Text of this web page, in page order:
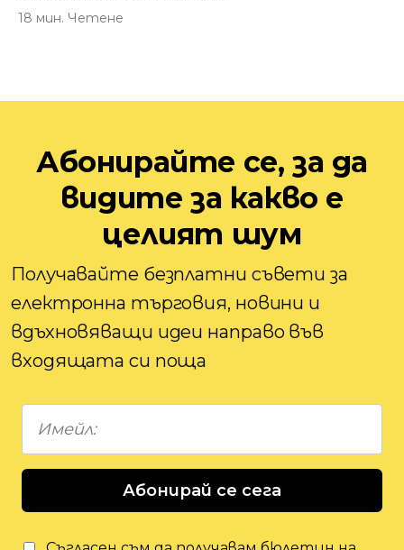
18 мин. Четене
Абонирайте се, за да
видите за какво е
целият шум
Получавайте безплатни съвети за
електронна търговия, новини и
вдъхновяващи идеи направо във
входящата си поща
Абонирай се сега